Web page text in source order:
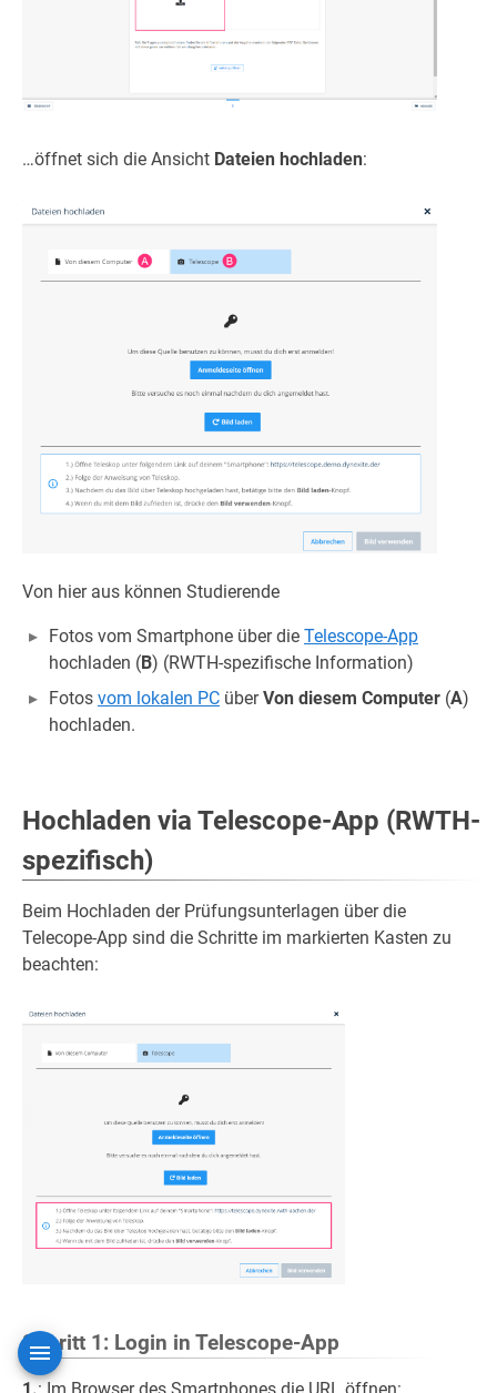
…öffnet sich die Ansicht Dateien hochladen:
Von hier aus können Studierende
Fotos vom Smartphone über die Telescope-App
hochladen (B) (RWTH-spezifische Information)
Fotos vom lokalen PC überVon diesem Computer (A)
hochladen.
Hochladen via Telescope-App (RWTH-
spezifisch)
Beim Hochladen der Prüfungsunterlagen über die
Telecope-App sind die Schritte im markierten Kasten zu
beachten:
Schritt 1: Login in Telescope-App
1.: Im Browser des Smartphones die URL öffnen: